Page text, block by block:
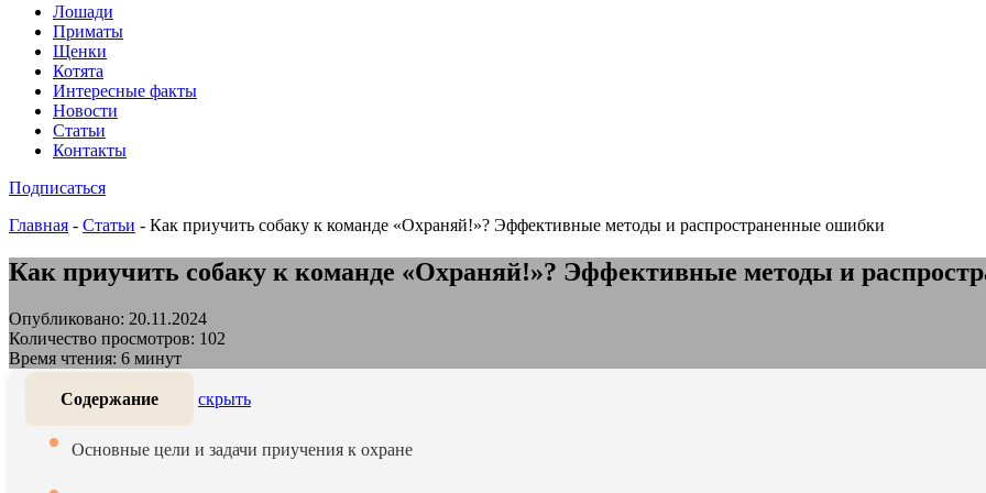
Лошади
Приматы
Щенки
Котята
Интересные факты
Новости
Статьи
Контакты
Подписаться
Главная - Статьи - Как приучить собаку к команде «Охраняй!»? Эффективные методы и распространенные ошибки
Как приучить собаку к команде «Охраняй!»? Эффективные методы и
Опубликовано: 20.11.2024
Количество просмотров: 102
Время чтения: 6 минут
Содержание скрыть
Основные цели и задачи приучения к охране